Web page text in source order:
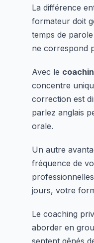
La différence
formateur doit
temps de
ne correspond
Avec le
concentre
correction est
parlez anglais
orale.
Un autre
fréquence de
jours, votre
Le coaching
aborder en
sentent gênés